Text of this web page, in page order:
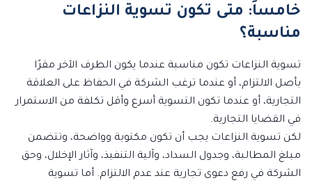
خامساً: متى تكون تسوية النزاعات
مناسبة؟
تسوية النزاعات تكون مناسبة عندما يكون الطرف الآخر مقرًا
بأصل الالتزام، أو عندما ترغب الشركة في الحفاظ على العلاقة
التجارية، أو عندما تكون التسوية أسرع وأقل تكلفة من الاستمرار
في القضايا التجارية.
لكن تسوية النزاعات يجب أن تكون مكتوبة وواضحة، وتتضمن
مبلغ المطالبة، وجدول السداد، وآلية التنفيذ، وآثار الإخلال، وحق
الشركة في رفع دعوى تجارية عند عدم الالتزام. أما تسوية